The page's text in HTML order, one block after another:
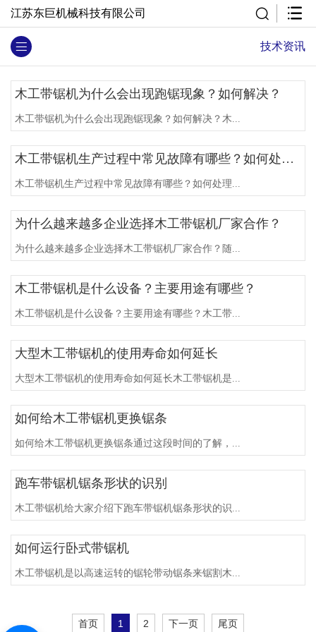
江苏东巨机械科技有限公司
技术资讯
木工带锯机为什么会出现跑锯现象？如何解决？
木工带锯机为什么会出现跑锯现象？如何解决？木...
木工带锯机生产过程中常见故障有哪些？如何处理？
木工带锯机生产过程中常见故障有哪些？如何处理...
为什么越来越多企业选择木工带锯机厂家合作？
为什么越来越多企业选择木工带锯机厂家合作？随...
木工带锯机是什么设备？主要用途有哪些？
木工带锯机是什么设备？主要用途有哪些？木工带...
大型木工带锯机的使用寿命如何延长
大型木工带锯机的使用寿命如何延长木工带锯机是...
如何给木工带锯机更换锯条
如何给木工带锯机更换锯条通过这段时间的了解，...
跑车带锯机锯条形状的识别
木工带锯机给大家介绍下跑车带锯机锯条形状的识...
如何运行卧式带锯机
木工带锯机是以高速运转的锯轮带动锯条来锯割木...
首页 1 2 下一页 尾页